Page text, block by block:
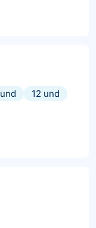
12 und